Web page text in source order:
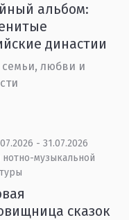
альбом:
династии
любви и
- 31.07.2026
нотно-музыкальной
сказок